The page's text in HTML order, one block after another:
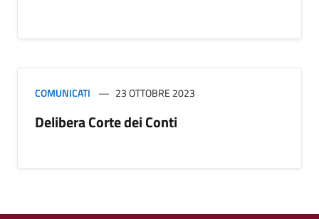
COMUNICATI 23 OTTOBRE 2023
Delibera Corte dei Conti